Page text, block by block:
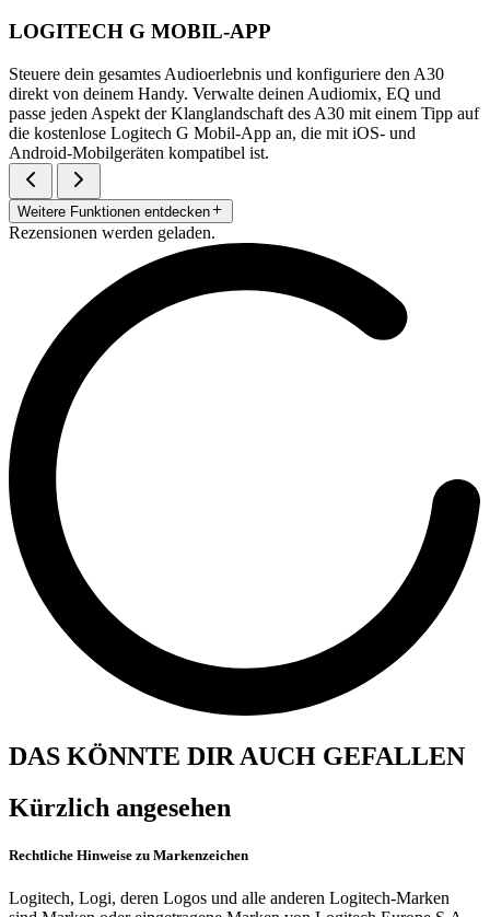
LOGITECH G MOBIL-APP
Steuere dein gesamtes Audioerlebnis und konfiguriere den A30
direkt von deinem Handy. Verwalte deinen Audiomix, EQ und
passe jeden Aspekt der Klanglandschaft des A30 mit einem Tipp auf
die kostenlose Logitech G Mobil-App an, die mit iOS- und
Android-Mobilgeräten kompatibel ist.
Weitere Funktionen entdecken
Rezensionen werden geladen.
DAS KÖNNTE DIR AUCH GEFALLEN
Kürzlich angesehen
Rechtliche Hinweise zu Markenzeichen
Logitech, Logi, deren Logos und alle anderen Logitech-Marken